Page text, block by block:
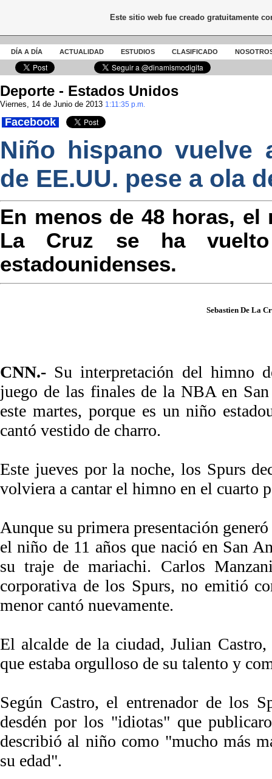
DÍA A DÍA ACTUALIDAD ESTUDIOS CLASIFICADO
Deporte - Estados Unidos
Viernes, 14 de Junio de 2013 1:11:35 p.m.
Facebook
Niño hispano vuelve
de EE.UU. pese a ola
En menos de 48 horas, el
La Cruz se ha
estadounidenses.
Sebastien De La
CNN.- Su interpretación del himno
juego de las finales de la NBA en
este martes, porque es un niño
cantó vestido de charro.
Este jueves por la noche, los Spurs
volviera a cantar el himno en el cuarto
Aunque su primera presentación
el niño de 11 años que nació en San
su traje de mariachi. Carlos
corporativa de los Spurs, no emitió
menor cantó nuevamente.
El alcalde de la ciudad, Julian Castro,
que estaba orgulloso de su talento y
Según Castro, el entrenador de los
desdén por los "idiotas" que
describió al niño como "mucho más
su edad".
Este sitio web fue creado gratuitamente